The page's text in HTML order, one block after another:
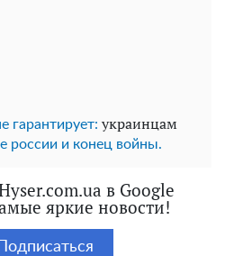
гарантирует: украинцам
россии и конец войны.
в Google
яркие новости!
Подписаться